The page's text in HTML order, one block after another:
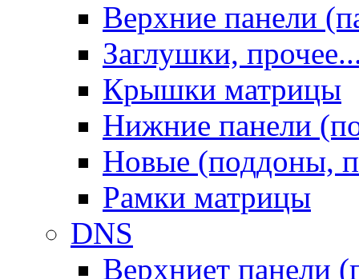
Верхние панели
Заглушки,
Крышки матрицы
Нижние панели
Новые (поддоны,
Рамки матрицы
DNS
Верхниет панели